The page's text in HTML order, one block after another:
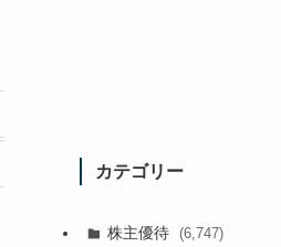
カテゴリー
株主優待 (6,747)